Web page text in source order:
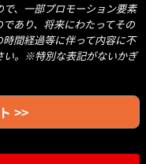
、一部プロモーション要素
あり、将来にわたってその
間経過等に伴って内容に不
い。※特別な表記がないかぎ
>>